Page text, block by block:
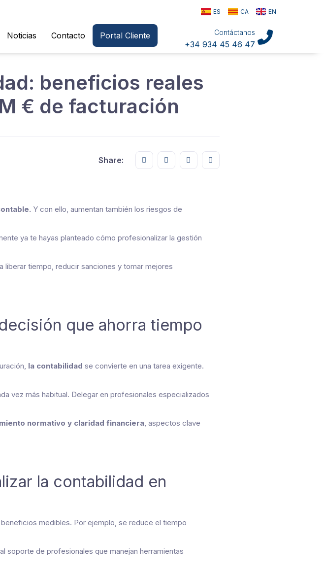
ES CA EN
Noticias Contacto Portal Cliente Contáctanos
+34 934 45 46 47
beneficios reales
€ de facturación
Share: Share this on FaceBook
Share this on Twitter
Share this on GMail
Share this on EMail
Y con ello, aumentan también los riesgos de
ya te hayas planteado cómo profesionalizar la gestión
liberar tiempo, reducir sanciones y tomar mejores
que ahorra tiempo
la contabilidad se convierte en una tarea exigente.
vez más habitual. Delegar en profesionales especializados
normativo y claridad financiera, aspectos clave
la contabilidad en
medibles. Por ejemplo, se reduce el tiempo
soporte de profesionales que manejan herramientas